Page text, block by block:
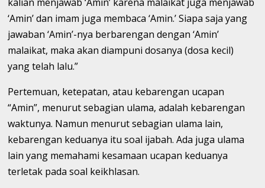
‘Amin’ dan imam juga membaca ‘Amin.’ Siapa saja yang
jawaban ‘Amin’-nya berbarengan dengan ‘Amin’
malaikat, maka akan diampuni dosanya (dosa kecil)
yang telah lalu.”
Pertemuan, ketepatan, atau kebarengan ucapan
“Amin”, menurut sebagian ulama, adalah kebarengan
waktunya. Namun menurut sebagian ulama lain,
kebarengan keduanya itu soal ijabah. Ada juga ulama
lain yang memahami kesamaan ucapan keduanya
terletak pada soal keikhlasan.